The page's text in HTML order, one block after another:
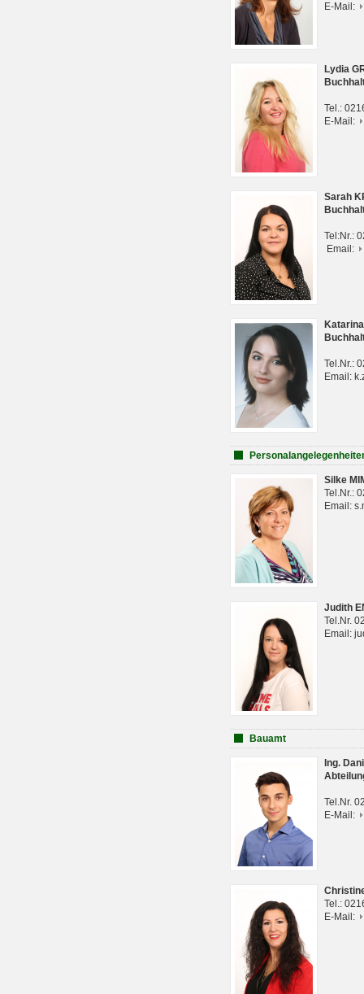
E-Mail:
Lydia
Tel.:
E-Mail:
Sarah
Tel:Nr.:
Email:
Tel.Nr.:
Email:
Silke
Tel.Nr.:
Email:
Judith
Tel.Nr.
Email:
Bauamt
Ing.
Tel.Nr.
E-Mail:
Tel.:
E-Mail: